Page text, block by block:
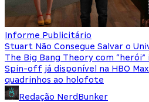
Informe Publicitário
Stuart Não Consegue Salvar o
The Big Bang Theory com “herói”
Spin-off já disponível na HBO
quadrinhos ao holofote
Redação NerdBunker